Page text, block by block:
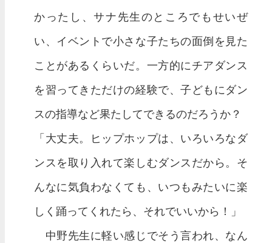
かったし、サナ先生のところでもせいぜ
い、イベントで小さな子たちの面倒を見た
ことがあるくらいだ。一方的にチアダンス
を習ってきただけの経験で、子どもにダン
スの指導など果たしてできるのだろうか？
「大丈夫。ヒップホップは、いろいろなダ
ンスを取り入れて楽しむダンスだから。そ
んなに気負わなくても、いつもみたいに楽
しく踊ってくれたら、それでいいから！」
中野先生に軽い感じでそう言われ、なん